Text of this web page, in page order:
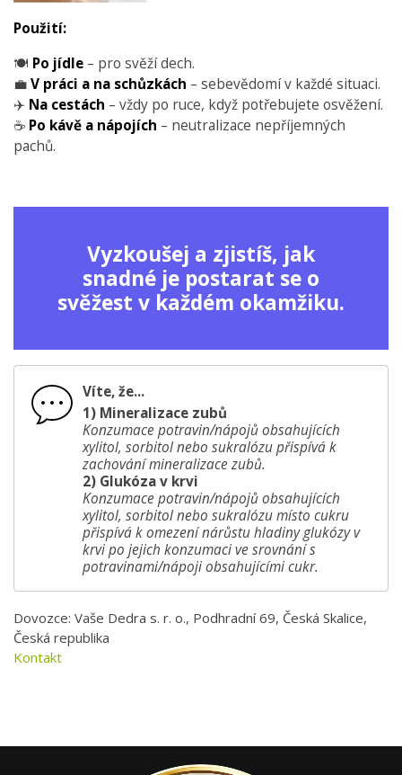
Použití:
🍽️ Po jídle – pro svěží dech.
💼V práci a na schůzkách – sebevědomí v každé situaci.
✈️ Na cestách – vždy po ruce, když potřebujete osvěžení.
☕ Po kávě a nápojích – neutralizace nepříjemných
pachů.
Vyzkoušej a zjistíš, jak
snadné je postarat se o
svěžest v každém okamžiku.
Víte, že...
1) Mineralizace zubů
Konzumace potravin/nápojů obsahujících
xylitol, sorbitol nebo sukralózu přispívá k
zachování mineralizace zubů.
2) Glukóza v krvi
Konzumace potravin/nápojů obsahujících
xylitol, sorbitol nebo sukralózu místo cukru
přispívá k omezení nárůstu hladiny glukózy v
krvi po jejich konzumaci ve srovnání s
potravinami/nápoji obsahujícími cukr.
Dovozce: Vaše Dedra s. r. o., Podhradní 69, Česká Skalice,
Česká republika
Kontakt